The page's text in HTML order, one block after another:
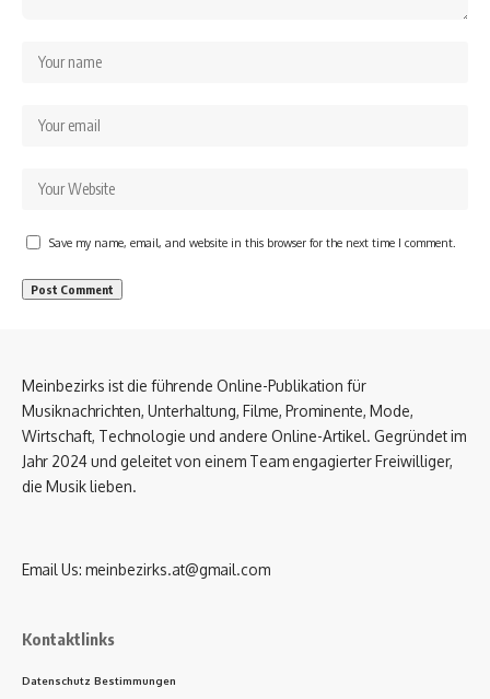
Save my name, email, and website in this browser for the next time I comment.
Meinbezirks ist die führende Online-Publikation für
Musiknachrichten, Unterhaltung, Filme, Prominente, Mode,
Wirtschaft, Technologie und andere Online-Artikel. Gegründet im
Jahr 2024 und geleitet von einem Team engagierter Freiwilliger,
die Musik lieben.
Email Us: meinbezirks.at@gmail.com
Kontaktlinks
Datenschutz Bestimmungen